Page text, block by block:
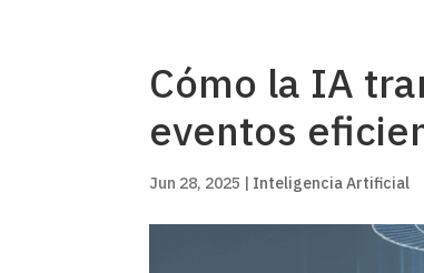
Cómo la IA
eventos
Jun 28, 2025 | Inteligencia Artificial